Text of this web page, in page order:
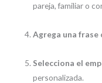
pareja, familiar o
Agrega una
Selecciona el
personalizada.